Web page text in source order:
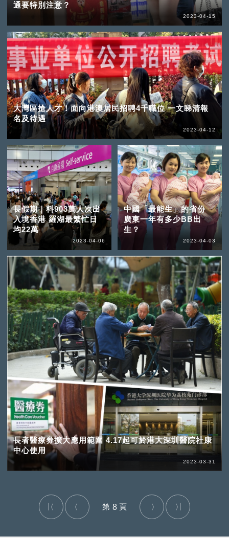
通要特別注意？
2023-04-15
大灣區搶人才！面向港澳居民招聘4千職位 一文睇清報
名及待遇
2023-04-12
長假期｜料903萬人次出
入境香港 羅湖最繁忙日
均22萬
2023-04-06
中國「最能生」的省份
廣東一年有多少BB出
生？
2023-04-03
長者醫療券擴大應用範圍 4.17起可於港大深圳醫院社康
中心使用
2023-03-31
8